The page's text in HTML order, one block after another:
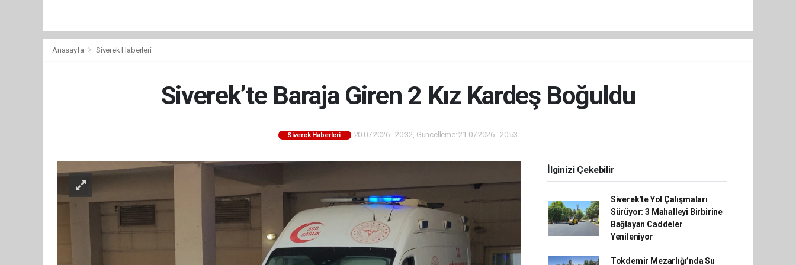
Anasayfa Siverek Haberleri
Siverek’te Baraja Giren 2 Kız Kardeş Boğuldu
Siverek Haberleri 20.07.2026 - 20:32, Güncelleme: 21.07.2026 - 20:53
İlginizi Çekebilir
Siverek'te Yol Çalışmaları
Sürüyor: 3 Mahalleyi Birbirine
Bağlayan Caddeler
Yenileniyor
Tokdemir Mezarlığı’nda Su